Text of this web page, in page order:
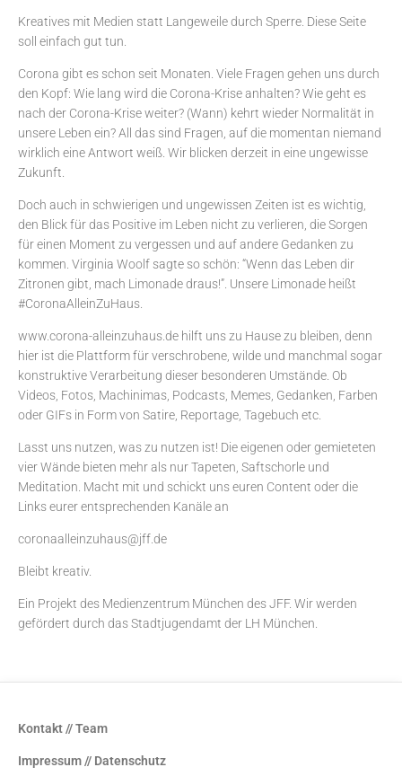
Kreatives mit Medien statt Langeweile durch Sperre. Diese Seite
soll einfach gut tun.
Corona gibt es schon seit Monaten. Viele Fragen gehen uns durch
den Kopf: Wie lang wird die Corona-Krise anhalten? Wie geht es
nach der Corona-Krise weiter? (Wann) kehrt wieder Normalität in
unsere Leben ein? All das sind Fragen, auf die momentan niemand
wirklich eine Antwort weiß. Wir blicken derzeit in eine ungewisse
Zukunft.
Doch auch in schwierigen und ungewissen Zeiten ist es wichtig,
den Blick für das Positive im Leben nicht zu verlieren, die Sorgen
für einen Moment zu vergessen und auf andere Gedanken zu
kommen. Virginia Woolf sagte so schön: “Wenn das Leben dir
Zitronen gibt, mach Limonade draus!”. Unsere Limonade heißt
#CoronaAlleinZuHaus.
www.corona-alleinzuhaus.de hilft uns zu Hause zu bleiben, denn
hier ist die Plattform für verschrobene, wilde und manchmal sogar
konstruktive Verarbeitung dieser besonderen Umstände. Ob
Videos, Fotos, Machinimas, Podcasts, Memes, Gedanken, Farben
oder GIFs in Form von Satire, Reportage, Tagebuch etc.
Lasst uns nutzen, was zu nutzen ist! Die eigenen oder gemieteten
vier Wände bieten mehr als nur Tapeten, Saftschorle und
Meditation. Macht mit und schickt uns euren Content oder die
Links eurer entsprechenden Kanäle an
coronaalleinzuhaus@jff.de
Bleibt kreativ.
Ein Projekt des Medienzentrum München des JFF. Wir werden
gefördert durch das Stadtjugendamt der LH München.
Kontakt // Team
Impressum // Datenschutz